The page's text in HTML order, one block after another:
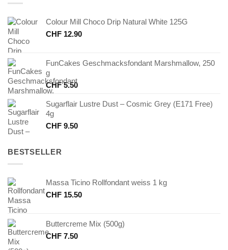
Colour Mill Choco Drip Natural White 125G
CHF 12.90
FunCakes Geschmacksfondant Marshmallow, 250
g
CHF5.50
Sugarflair Lustre Dust – Cosmic Grey (E171 Free)
4g
CHF 9.50
BESTSELLER
Massa Ticino Rollfondant weiss 1 kg
CHF 15.50
Buttercreme Mix (500g)
CHF 7.50